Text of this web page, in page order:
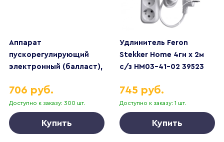
Аппарат
пускорегулирующий
электронный (балласт),
Доступно к заказу: 300 шт.
706 руб.
Купить
Удлинитель Feron
Stekker Home 4гн х 2м
с/з HM03-41-02 39523
Доступно к заказу: 1 шт.
745 руб.
Купить